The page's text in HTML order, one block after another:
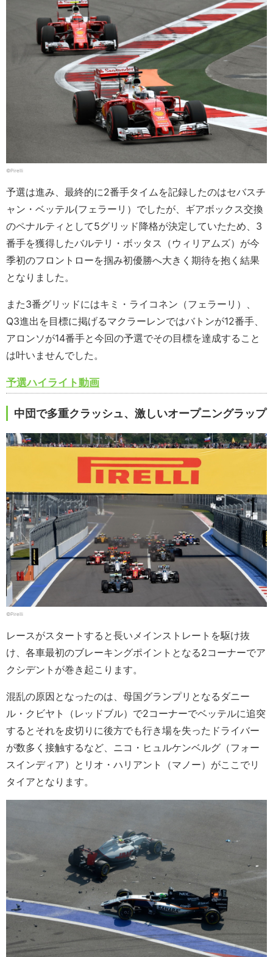
©Pirelli
予選は進み、最終的に2番手タイムを記録したのはセバスチ
ャン・ベッテル(フェラーリ）でしたが、ギアボックス交換
のペナルティとして5グリッド降格が決定していたため、3
番手を獲得したバルテリ・ボッタス（ウィリアムズ）が今
季初のフロントローを掴み初優勝へ大きく期待を抱く結果
となりました。
また3番グリッドにはキミ・ライコネン（フェラーリ）、
Q3進出を目標に掲げるマクラーレンではバトンが12番手、
アロンソが14番手と今回の予選でその目標を達成すること
は叶いませんでした。
予選ハイライト動画
中団で多重クラッシュ、激しいオープニングラップ
©Pirelli
レースがスタートすると長いメインストレートを駆け抜
け、各車最初のブレーキングポイントとなる2コーナーでア
クシデントが巻き起こります。
混乱の原因となったのは、母国グランプリとなるダニー
ル・クビヤト（レッドブル）で2コーナーでベッテルに追突
するとそれを皮切りに後方でも行き場を失ったドライバー
が数多く接触するなど、ニコ・ヒュルケンベルグ（フォー
スインディア）とリオ・ハリアント（マノー）がここでリ
タイアとなります。